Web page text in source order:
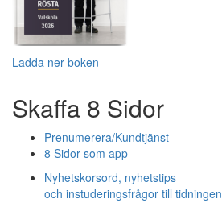
Ladda ner boken
Skaffa 8 Sidor
Prenumerera/Kundtjänst
8 Sidor som app
Nyhetskorsord, nyhetstips
och instuderingsfrågor till tidningen